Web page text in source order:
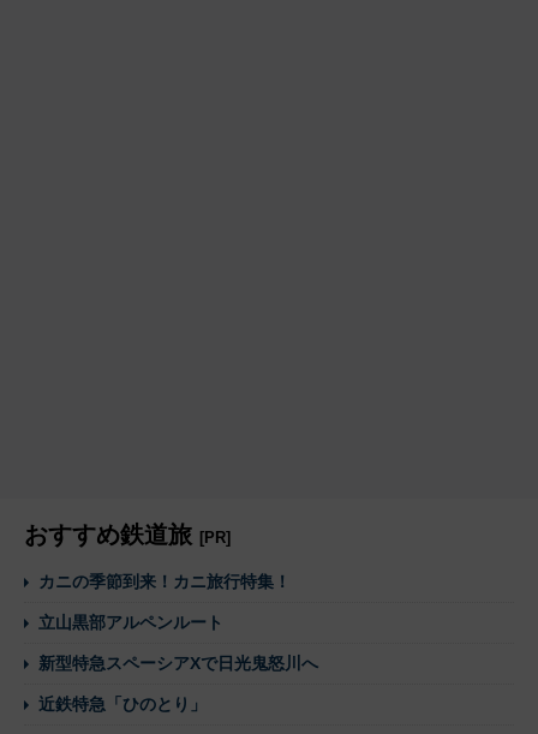
おすすめ鉄道旅 [PR]
カニの季節到来！カニ旅行特集！
立山黒部アルペンルート
新型特急スペーシアXで日光鬼怒川へ
近鉄特急「ひのとり」